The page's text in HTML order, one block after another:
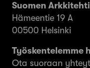
Suomen
Hämeentie 19 A
00500 Helsinki
Työskentelemme
Ota suoraan